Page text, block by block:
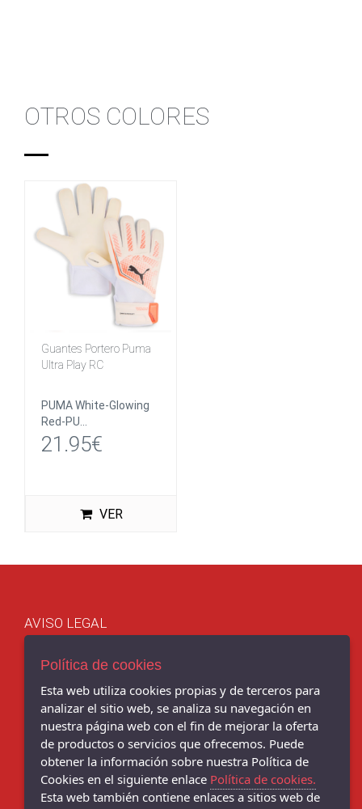
OTROS COLORES
Guantes Portero Puma
Ultra Play RC
PUMA White-Glowing
Red-PU...
21.95€
VER
AVISO LEGAL
POLÍTICA DE COOKIES
ENVÍOS Y DEVOLUCIONES
Chema Sport - C/ BENITO CORBAL, 14, PONTEVEDRA - 36001
(Pontevedra)
Política de cookies
Esta web utiliza cookies propias y de terceros para
analizar el sitio web, se analiza su navegación en
nuestra página web con el fin de mejorar la oferta
de productos o servicios que ofrecemos. Puede
obtener la información sobre nuestra Política de
Cookies en el siguiente enlace Política de cookies.
Esta web también contiene enlaces a sitios web de